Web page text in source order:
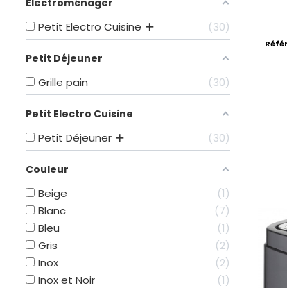
Electroménager
Petit Electro Cuisine 30
Petit Déjeuner
Grille pain 30
Petit Electro Cuisine
Petit Déjeuner 30
Couleur
Beige
1
Blanc
7
Bleu
1
Gris
2
Inox
2
Inox et Noir
1